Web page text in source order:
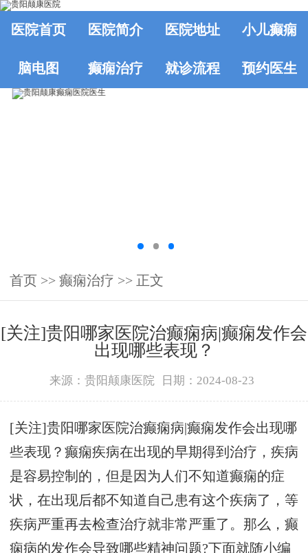
医院首页 医院简介 医院地址 小儿癫痫
脑电图 癫痫治疗 就诊流程 预约医生
首页 >> 癫痫治疗 >> 正文
[关注]贵阳哪家医院治癫痫病|癫痫发作会
出现哪些表现？
来源：贵阳颠康医院 日期：2024-08-23
[关注]贵阳哪家医院治癫痫病|癫痫发作会出现哪
些表现？癫痫疾病在出现的早期得到治疗，疾病
是容易控制的，但是因为人们不知道癫痫的症
状，在出现后都不知道自己患有这个疾病了，等
疾病严重再去检查治疗就非常严重了。那么，癫
痫病的发作会导致哪些精神问题?下面就随小编